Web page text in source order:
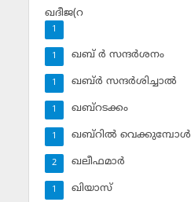
ഖദീജ(റ
1
ഖബ് ര്‍ സന്ദര്‍ശനം
1
ഖബ്ര്‍ സന്ദര്‍ശിച്ചാല്‍
1
ഖബ്‌റടക്കം
1
ഖബ്‌റില്‍ വെക്കുമ്പോള്‍
1
ഖലീഫമാര്‍
2
ഖിയാസ്
1